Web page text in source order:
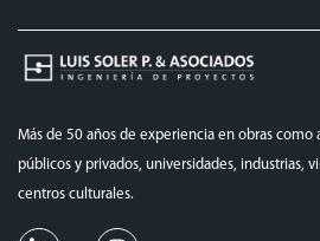
Más de 50 años de experiencia en obras como
públicos y privados, universidades, industrias,
centros culturales.